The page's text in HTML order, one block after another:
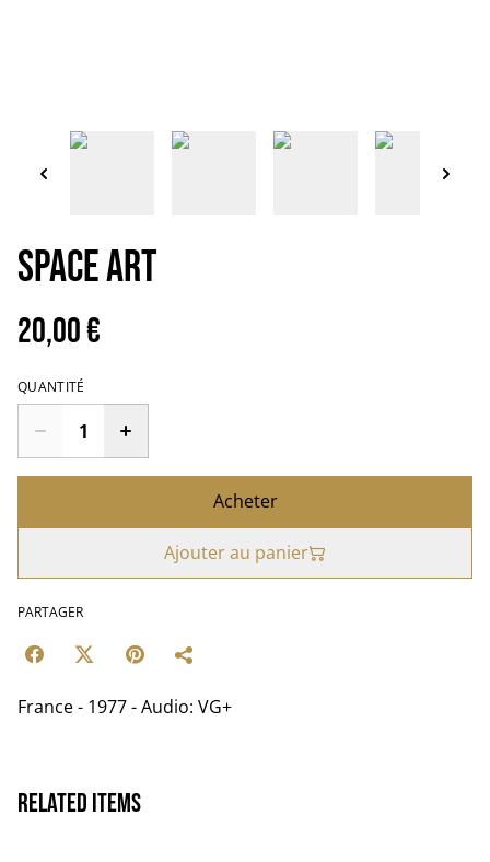
SPACE ART
20,00 €
QUANTITÉ
Acheter
Ajouter au panier
PARTAGER
France - 1977 - Audio: VG+
Related items